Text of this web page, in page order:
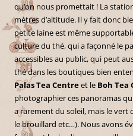
qu’on nous promettait ! La
mètres d’altitude. Il y fait donc
petite laine est même
culture du thé, qui a façonné le
accessibles au public, qui peut
thé dans les boutiques bien
Palas Tea Centreet le Boh Tea
photographier ces panoramas
a rarement du soleil, mais le vert
le brouillard etc…). Nous avons